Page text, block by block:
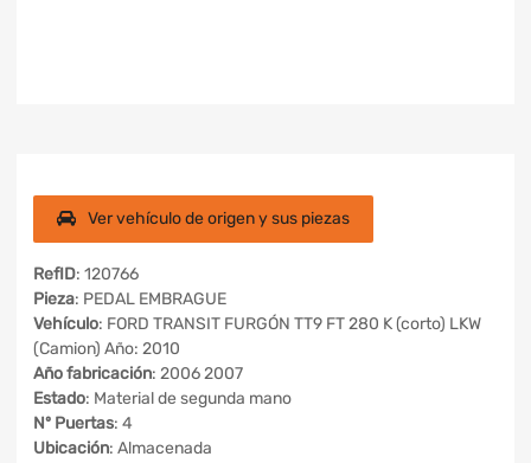
Ver vehículo de origen y sus piezas
RefID: 120766
Pieza: PEDAL EMBRAGUE
Vehículo: FORD TRANSIT FURGÓN TT9 FT 280 K (corto) LKW
(Camion) Año: 2010
Año fabricación: 2006 2007
Estado: Material de segunda mano
Nº Puertas: 4
Ubicación: Almacenada